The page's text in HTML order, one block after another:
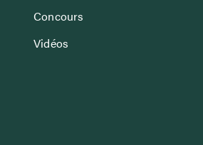
Concours
Vidéos